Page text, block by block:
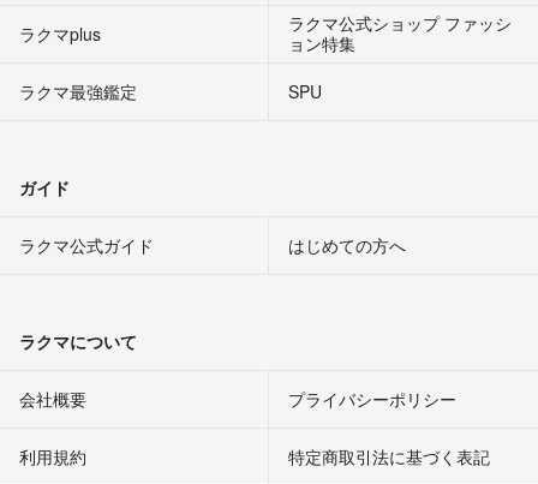
ラクマplus
ラクマ公式ショップ ファッシ
ョン特集
ラクマ最強鑑定
SPU
ガイド
ラクマ公式ガイド はじめての方へ
ラクマについて
会社概要 プライバシーポリシー
利用規約 特定商取引法に基づく表記